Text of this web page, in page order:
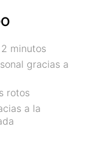
minutos
gracias a
rotos
a la